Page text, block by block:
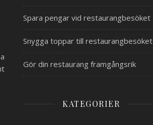
Spara pengar vid restaurangbesöket
Snygga toppar till restaurangbesöket
Gör din restaurang framgångsrik
KATEGORIER